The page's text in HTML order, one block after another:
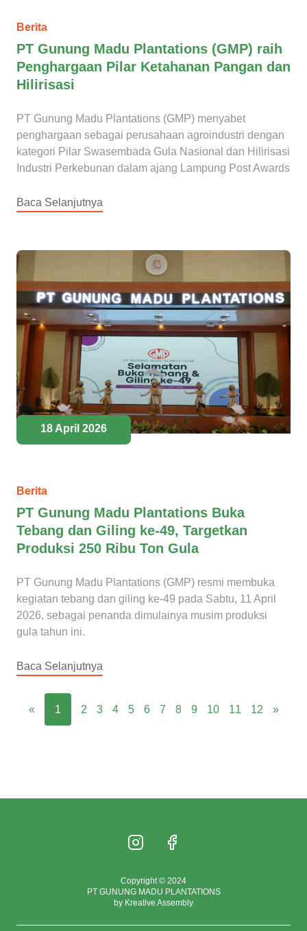
Berita
PT Gunung Madu Plantations (GMP) raih
Penghargaan Pilar Ketahanan Pangan dan
Hilirisasi
PT Gunung Madu Plantations (GMP) menyabet
penghargaan sebagai perusahaan agroindustri dengan
kategori Pilar Swasembada Gula Nasional dan Hilirisasi
Industri Perkebunan dalam ajang Lampung Post Awards
Baca Selanjutnya
Berita
PT Gunung Madu Plantations Buka
Tebang dan Giling ke-49, Targetkan
Produksi 250 Ribu Ton Gula
PT Gunung Madu Plantations (GMP) resmi membuka
kegiatan tebang dan giling ke-49 pada Sabtu, 11 April
2026, sebagai penanda dimulainya musim produksi
gula tahun ini.
Baca Selanjutnya
18 April 2026
« 1 2 3 4 5 6 7 8 9 10 11 12 »
Copyright © 2024
PT GUNUNG MADU PLANTATIONS
by Kreative Assembly